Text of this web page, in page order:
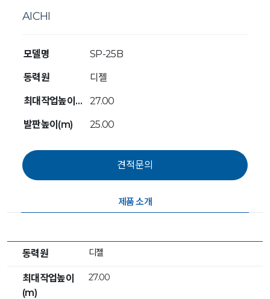
AICHI
모델명 SP-25B
동력원 디젤
최대작업높이(m) 27.00
발판높이(m) 25.00
제품 소개
동력원 디젤
최대작업높이
(m)
27.00